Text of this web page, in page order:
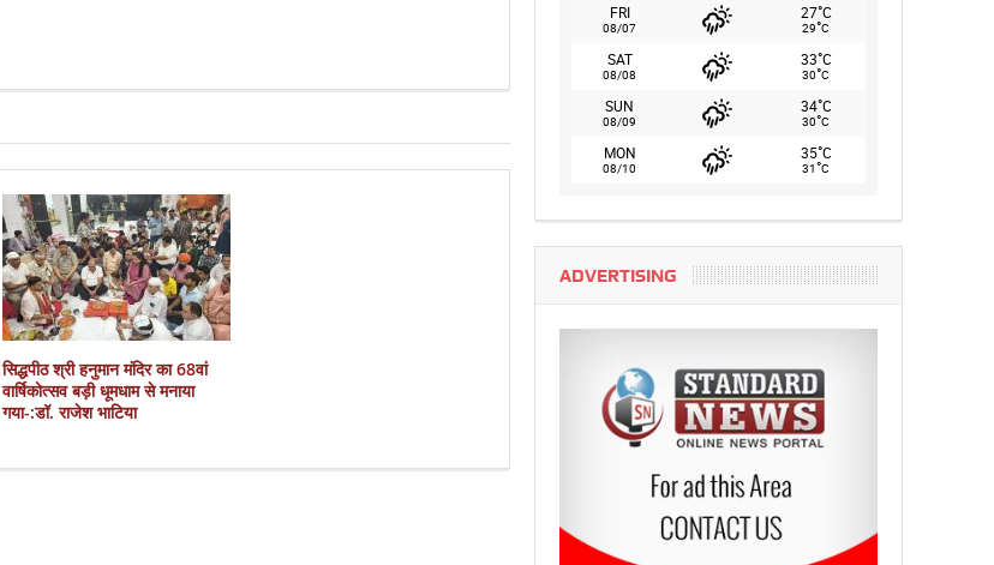
सिद्धपीठ श्री हनुमान मंदिर का 68वां
वार्षिकोत्सव बड़ी धूमधाम से मनाया
गया-:डॉ. राजेश भाटिया
FRI
08/07
27°C
29°C
SAT
08/08
33°C
30°C
SUN
08/09
34°C
30°C
MON
08/10
35°C
31°C
ADVERTISING